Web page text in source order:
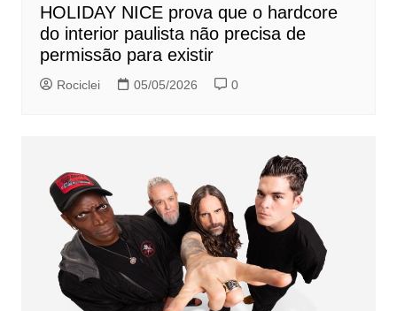
HOLIDAY NICE prova que o hardcore
do interior paulista não precisa de
permissão para existir
Rociclei 05/05/2026 0